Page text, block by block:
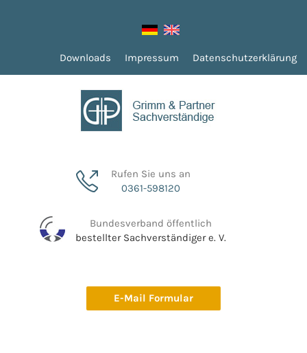
Downloads Impressum Datenschutzerklärung
Rufen Sie uns an
0361-598120
Bundesverband öffentlich
bestellter Sachverständiger e. V.
E-Mail Formular